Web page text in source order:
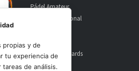
Pádel Amateur
Pádel Internacional
Material
World Padel Awards
Contacto
propias y de
tu experiencia de
tareas de análisis.